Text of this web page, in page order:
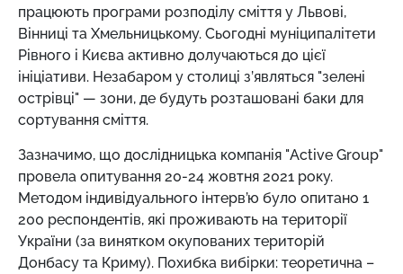
працюють програми розподілу сміття у Львові,
Вінниці та Хмельницькому. Сьогодні муніципалітети
Рівного і Києва активно долучаються до цієї
ініціативи. Незабаром у столиці з’являться "зелені
острівці" — зони, де будуть розташовані баки для
сортування сміття.
Зазначимо, що дослідницька компанія "Active Group"
провела опитування 20-24 жовтня 2021 року.
Методом індивідуального інтерв’ю було опитано 1
200 респондентів, які проживають на території
України (за винятком окупованих територій
Донбасу та Криму). Похибка вибірки: теоретична –